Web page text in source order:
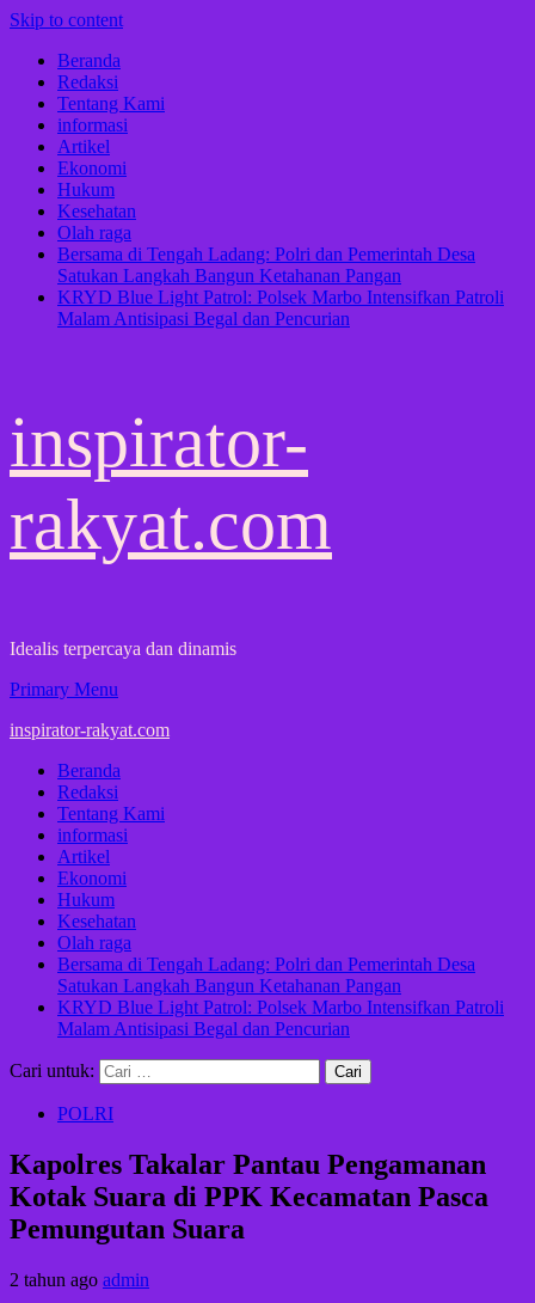
Skip to content
Beranda
Redaksi
Tentang Kami
informasi
Artikel
Ekonomi
Hukum
Kesehatan
Olah raga
Bersama di Tengah Ladang: Polri dan Pemerintah Desa
Satukan Langkah Bangun Ketahanan Pangan
KRYD Blue Light Patrol: Polsek Marbo Intensifkan Patroli
Malam Antisipasi Begal dan Pencurian
inspirator-
rakyat.com
Idealis terpercaya dan dinamis
Primary Menu
inspirator-rakyat.com
Beranda
Redaksi
Tentang Kami
informasi
Artikel
Ekonomi
Hukum
Kesehatan
Olah raga
Bersama di Tengah Ladang: Polri dan Pemerintah Desa
Satukan Langkah Bangun Ketahanan Pangan
KRYD Blue Light Patrol: Polsek Marbo Intensifkan Patroli
Malam Antisipasi Begal dan Pencurian
Cari untuk:
POLRI
Kapolres Takalar Pantau Pengamanan
Kotak Suara di PPK Kecamatan Pasca
Pemungutan Suara
2 tahun ago admin